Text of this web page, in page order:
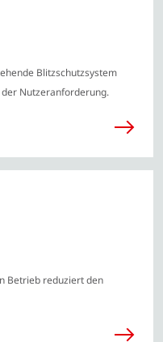
Blitzschutzsystem
Nutzeranforderung.
Betrieb reduziert den